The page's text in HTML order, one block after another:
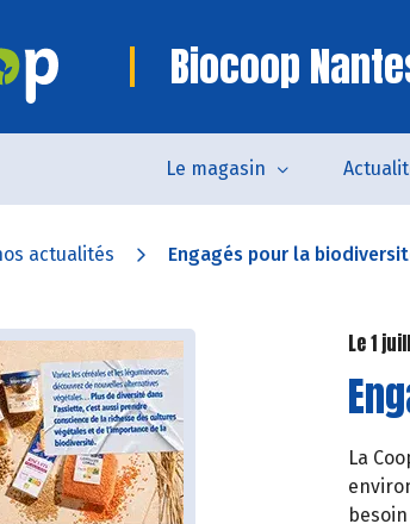
Biocoop
Le magasin
actualités Engagés pour la
Le 1
La